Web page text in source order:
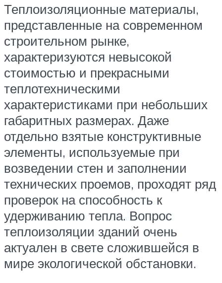
Теплоизоляционные материалы,
представленные на современном
строительном рынке,
характеризуются невысокой
стоимостью и прекрасными
теплотехническими
характеристиками при небольших
габаритных размерах. Даже
отдельно взятые конструктивные
элементы, используемые при
возведении стен и заполнении
технических проемов, проходят ряд
проверок на способность к
удерживанию тепла. Вопрос
теплоизоляции зданий очень
актуален в свете сложившейся в
мире экологической обстановки.